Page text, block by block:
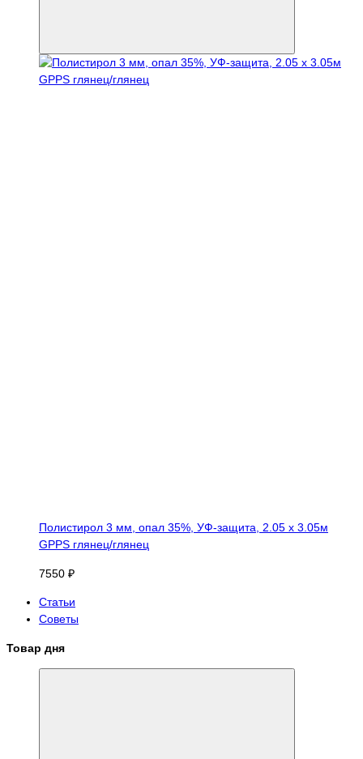
Полистирол 3 мм, опал 35%, УФ-защита, 2.05 х 3.05м
GPPS глянец/глянец
7550 ₽
Статьи
Советы
Товар дня